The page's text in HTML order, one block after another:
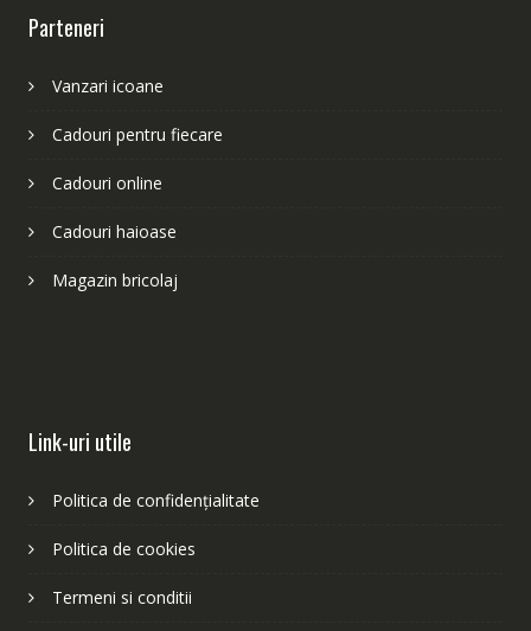
Parteneri
Vanzari icoane
Cadouri pentru fiecare
Cadouri online
Cadouri haioase
Magazin bricolaj
Link-uri utile
Politica de confidențialitate
Politica de cookies
Termeni si conditii